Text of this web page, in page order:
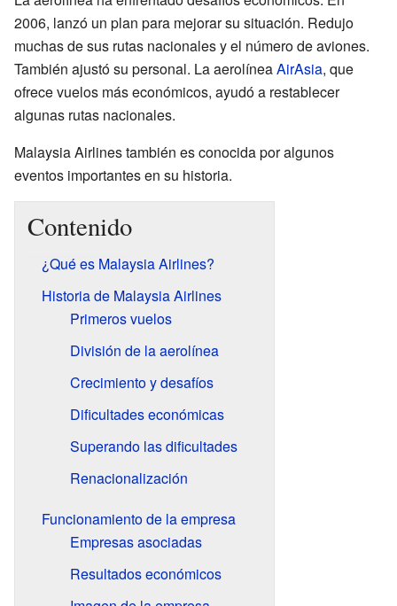
2006, lanzó un plan para mejorar su situación. Redujo
muchas de sus rutas nacionales y el número de aviones.
También ajustó su personal. La aerolíneaAirAsia, que
ofrece vuelos más económicos, ayudó a restablecer
algunas rutas nacionales.
Malaysia Airlines también es conocida por algunos
eventos importantes en su historia.
Contenido
¿Qué es Malaysia Airlines?
Historia de Malaysia Airlines
Primeros vuelos
División de la aerolínea
Crecimiento y desafíos
Dificultades económicas
Superando las dificultades
Renacionalización
Funcionamiento de la empresa
Empresas asociadas
Resultados económicos